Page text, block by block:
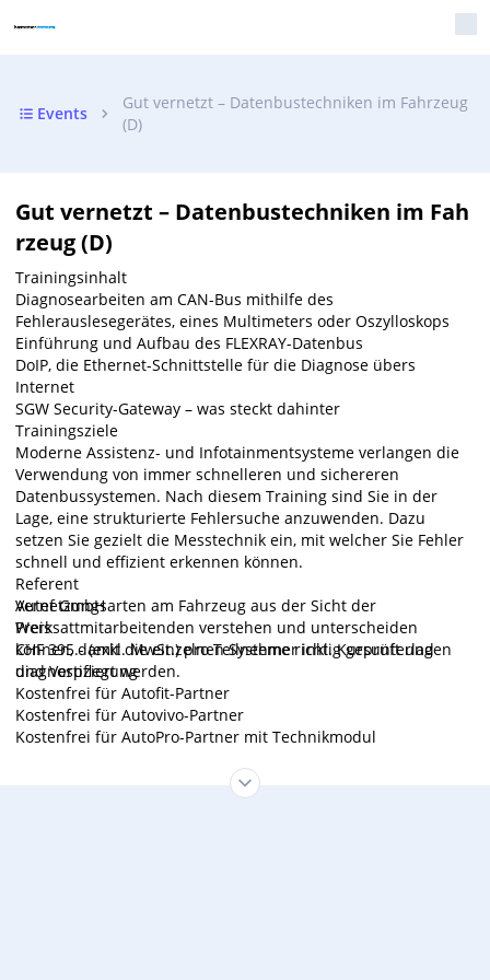
Events
Gut vernetzt – Datenbustechniken im Fahrzeug
(D)
Gut vernetzt – Datenbustechniken im Fah
rzeug (D)
Trainingsinhalt
Diagnosearbeiten am CAN-Bus mithilfe des
Fehlerauslesegerätes, eines Multimeters oder Oszylloskops
Einführung und Aufbau des FLEXRAY-Datenbus
DoIP, die Ethernet-Schnittstelle für die Diagnose übers
Internet
SGW Security-Gateway – was steckt dahinter
Trainingsziele
Moderne Assistenz- und Infotainmentsysteme verlangen die
Verwendung von immer schnelleren und sichereren
Datenbussystemen. Nach diesem Training sind Sie in der
Lage, eine strukturierte Fehlersuche anzuwenden. Dazu
setzen Sie gezielt die Messtechnik ein, mit welcher Sie Fehler
schnell und effizient erkennen können.
Vernetzungsarten am Fahrzeug aus der Sicht der
Werksattmitarbeitenden verstehen und unterscheiden
können, damit die einzelnen Systeme richtig geprüft und
diagnostiziert werden.
Referent
Autef GmbH
Preis
CHF 395.- (exkl. MwSt.) pro Teilnehmer inkl. Kursunterlagen
und Verpflegung
Kostenfrei für Autofit-Partner
Kostenfrei für Autovivo-Partner
Kostenfrei für AutoPro-Partner mit Technikmodul